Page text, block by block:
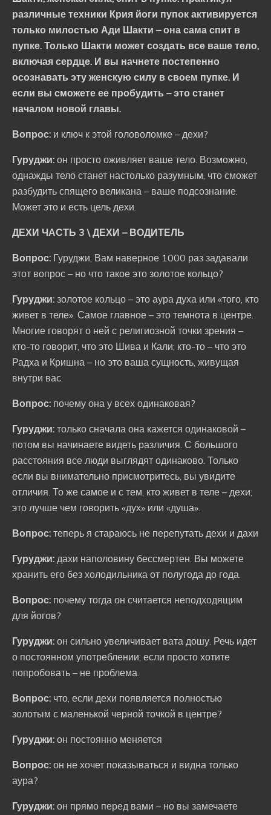
различные техники Крия йоги пупок активируется
только милостью Ади Шакти – она сама спит в
пупке. Только Шакти может создать все ваше тело,
включая сердце. И вы начнете постепенно
осознавать эту женскую силу в своем пупке. И
если вы сможете ее пробудить – это станет
началом новой главы.
Вопрос: и ключ к этой головоломке – дехи?
Гуруджи: он просто оживляет ваше тело. Возможно,
однажды тело станет настолько разумным, что сможет
разбудить спящего великана – ваше подсознание.
Может это и есть цель дехи.
ДЕХИ ЧАСТЬ 3 \ ДЕХИ – ВОДИТЕЛЬ
Вопрос: Гуруджи, Вам наверное 1000 раз задавали
этот вопрос – но что такое это золотое кольцо?
Гуруджи: золотое кольцо – это аура духа или «того, кто
живет в теле». Самое главное – это темнота в центре.
Многие говорят о ней с религиозной точки зрения –
кто-то говорит, что это Шива и Кали; кто-то – что это
Радха и Кришна – но это ваша сущность, живущая
внутри вас.
Вопрос: почему она у всех одинаковая?
Гуруджи: только сначала она кажется одинаковой –
потом вы начинаете видеть различия. С большого
расстояния все люди выглядят одинаково. Только
если вы внимательно присмотритесь, вы увидите
отличия. То же самое и с тем, кто живет в теле – дехи;
это лучше чем говорить «дух» или «душа».
Вопрос: теперь я стараюсь не перепутать дехи и дахи
Гуруджи: дахи наполовину бессмертен. Вы можете
хранить его без холодильника от полугода до года.
Вопрос: почему тогда он считается неподходящим
для йогов?
Гуруджи: он сильно увеличивает вата дошу. Речь идет
о постоянном употреблении; если просто хотите
попробовать – не проблема.
Вопрос: что, если дехи появляется полностью
золотым с маленькой черной точкой в центре?
Гуруджи: он постоянно меняется
Вопрос: он не хочет показываться и видна только
аура?
Гуруджи: он прямо перед вами – но вы замечаете